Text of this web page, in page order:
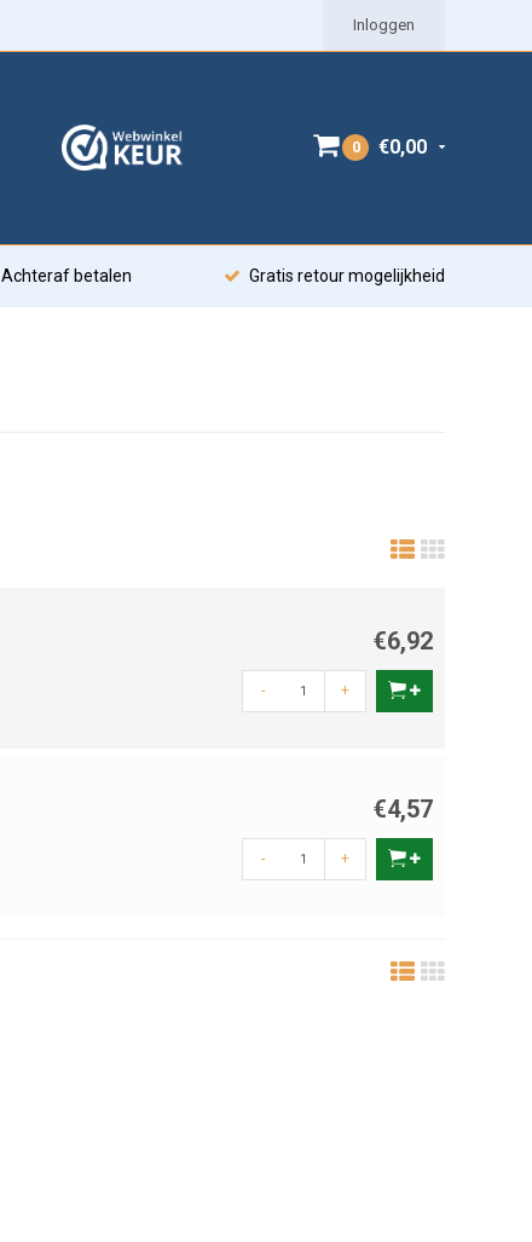
Inloggen
0 €0,00
Achteraf betalen Gratis retour mogelijkheid
€6,92
- +
€4,57
- +